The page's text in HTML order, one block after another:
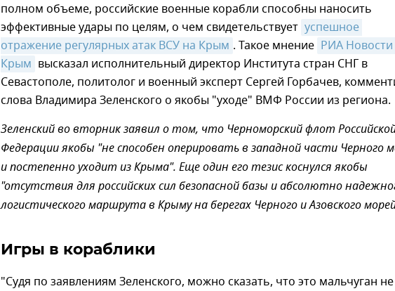
полном объеме, российские военные корабли способны наносить
эффективные удары по целям, о чем свидетельствует успешное
отражение регулярных атак ВСУ на Крым . Такое мнение РИА Новости
Крым высказал исполнительный директор Института стран СНГ в
Севастополе, политолог и военный эксперт Сергей Горбачев,
слова Владимира Зеленского о якобы "уходе" ВМФ России из региона.
Зеленский во вторник заявил о том, что Черноморский флот
Федерации якобы "не способен оперировать в западной части Черного
и постепенно уходит из Крыма". Еще один его тезис коснулся якобы
"отсутствия для российских сил безопасной базы и абсолютно
логистического маршрута в Крыму на берегах Черного и Азовского
Игры в кораблики
"Судя по заявлениям Зеленского, можно сказать, что это мальчуган не